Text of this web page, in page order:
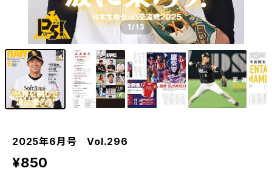
1/13
2025年6月号 Vol.296
¥850